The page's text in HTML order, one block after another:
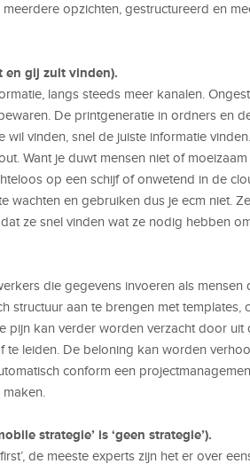
opzichten, gestructureerd en
en gij zult vinden).
langs steeds meer kanalen.
De printgeneratie in ordners en
vinden, snel de juiste informatie
Want je duwt mensen niet of
op een schijf of onwetend in de
wachten en gebruiken dus je ecm niet.
ze snel vinden wat ze nodig hebben
die gegevens invoeren als mensen
structuur aan te brengen met templates,
pijn kan verder worden verzacht door uit
te leiden. De beloning kan worden
conform een
strategie’ is ‘geen strategie’).
de meeste experts zijn het er over